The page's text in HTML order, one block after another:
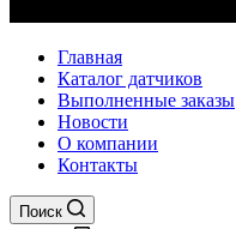
Главная
Каталог датчиков
Выполненные заказы
Новости
О компании
Контакты
Поиск